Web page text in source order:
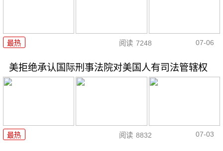
最热 阅读 7248 07-06
美拒绝承认国际刑事法院对美国人有司法管辖权
最热 阅读 8832 07-03